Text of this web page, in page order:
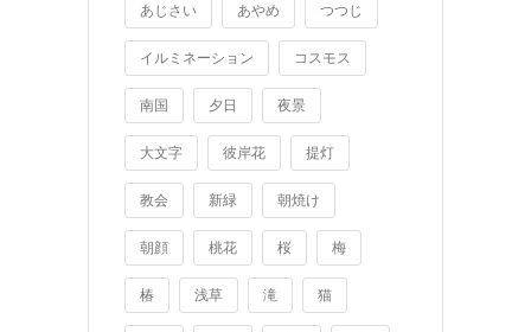
あじさい あやめ つつじ
イルミネーション コスモス
南国 夕日 夜景
大文字 彼岸花 提灯
教会 新緑 朝焼け
朝顔 桃花 桜 梅
椿 浅草 滝 猫